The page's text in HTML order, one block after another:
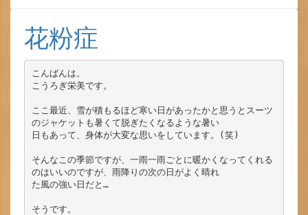
花粉症
こんばんは。
こうろぎ栄美です。
ここ最近、雪が積もるほど寒い日があったかと思うとスーツ
のジャケットも暑くて脱ぎたくなるような暑い
日もあって、身体が大変な思いをしています。(笑)
そんなこの季節ですが、一雨一雨ごとに暖かくなってくれる
のはいいのですが、雨降りの次の日がよく晴れ
た風の強い日だと…
そうです。